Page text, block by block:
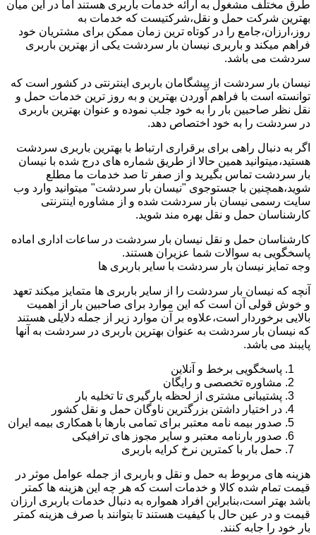
طرق مختلف مشغول به ارائه خدمات باربری هستند اما در این میان
بهترین شرکت حمل و نقل،شرکتیست که خدمات به
روز،ارزان،جامع را در کوتاه ترین زمان ممکن برای مشتریان خود
فراهم میکند و باربری نیسان بار سردشت یکی از بهترین باربری
سردشت می باشد.
نیسان بار سردشت از پیشگامان باربری اینترنتی در کشور است که
توانسته است با فراهم آوردن بهترین و به روز ترین خدمات حمل و
نقل نظر صاحبین بار را به خود جلب نموده و عنوان بهترین باربری
در سردشت را به خود اختصاص دهد.
اگر به دنبال راهی برای برقراری ارتباط با بهترین باربری سردشت
هستید،میتوانید همین حالا از طریق شماره های درج شده با نیسان
بار سردشت تماس بگیرید و از صفر تا صد خدمات ما مطلع
شوید،همچنین با جستوجوی "نیسان بار سردشت" میتوانید وارد وب
سایت رسمی نیسان بار سردشت شده و از مشاوره اینترنتی
کارشناسان حمل و نقل بهره مند شوید.
کارشناسان حمل و نقل نیسان بار سردشت در ساعات اداری اماده
پاسخگویی به سوالات شما عزیران هستند.
وجه تمایز نیسان بار سردشت با سایر باربری ها
آنچه که نیسان بار سردشت را از سایر باربری ها متمایز میکند تعهد
و خوش قولی آن است که این موارد برای صاحبین بار از اهمیت
بالایی برخوردار است،علاوه بر آن موارد زیر از جمله دلایلی هستند
که نیسان بار سردشت به عنوان بهترین باربری در سردشت به آنها
پایبند می باشد.
پاسخگویی برخط و آنلاین
مشاوره تخصصی و رایگان
پشتیبانی مشتری از لحظه بارگیری تا تخلیه بار
در اختیار داشتن بزرگترین ناوگان حمل و نقل کشور
صدور بیمه نامه معتبر برای تمامی بارها با همکاری بیمه ایران
صدور بارنامه معتبر و سایر مجوز های ترافیکی
حمل بار با کمترین نرخ کرایه باربری
هزینه های مربوط به حمل و نقل و باربری از جمله عوامل موثر در
قیمت تمام شده کالا و خدمات است که هر چه این هزینه ها کمتر
باشد بهتر است،بنابراین افراد همواره به دنبال خدمات باربری ارزان
قیمت و در عین حال با کیفیت هستند تا بتوانند با صرف هزینه کمتر
بار خود را جابه کنند.